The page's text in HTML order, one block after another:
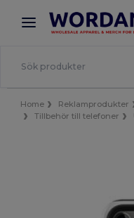
× Wordans-app
Bättre priser i
Home Reklamprodukter
Tillbehör till telefoner